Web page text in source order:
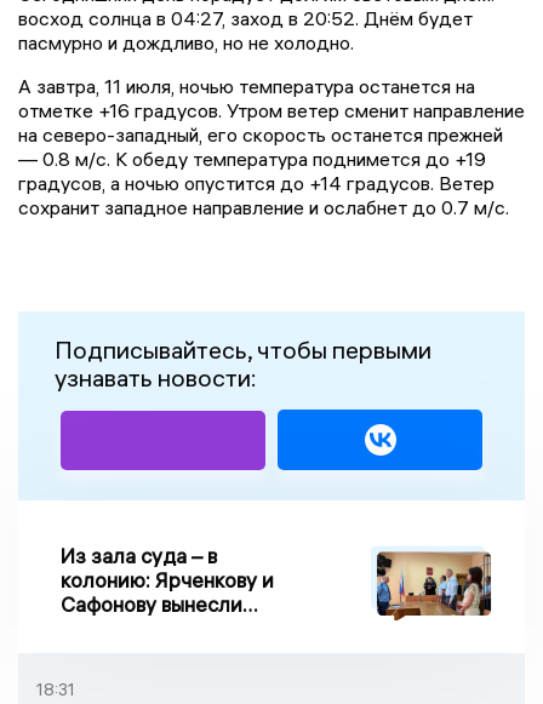
восход солнца в 04:27, заход в 20:52. Днём будет
пасмурно и дождливо, но не холодно.
А завтра, 11 июля, ночью температура останется на
отметке +16 градусов. Утром ветер сменит направление
на северо-западный, его скорость останется прежней
— 0.8 м/с. К обеду температура поднимется до +19
градусов, а ночью опустится до +14 градусов. Ветер
сохранит западное направление и ослабнет до 0.7 м/с.
Подписывайтесь, чтобы первыми
узнавать новости:
Из зала суда – в
колонию: Ярченкову и
Сафонову вынесли
18:31